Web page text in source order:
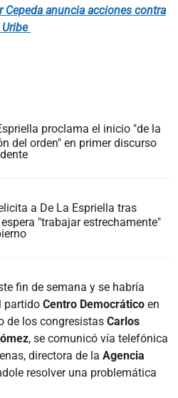
Cepeda anuncia acciones contra
proclama el inicio "de la
del orden" en primer discurso
a De La Espriella tras
"trabajar estrechamente"
fin de semana y se habría
partido Centro Democrático en
de los congresistas Carlos
, se comunicó vía telefónica
directora de la Agencia
resolver una problemática